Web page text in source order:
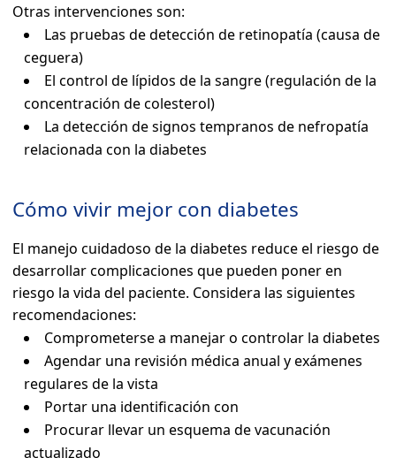
Otras intervenciones son:
Las pruebas de detección de retinopatía (causa de
ceguera)
El control de lípidos de la sangre (regulación de la
concentración de colesterol)
La detección de signos tempranos de nefropatía
relacionada con la diabetes
Cómo vivir mejor con diabetes
El manejo cuidadoso de la diabetes reduce el riesgo de
desarrollar complicaciones que pueden poner en
riesgo la vida del paciente. Considera las siguientes
recomendaciones:
Comprometerse a manejar o controlar la diabetes
Agendar una revisión médica anual y exámenes
regulares de la vista
Portar una identificación con
Procurar llevar un esquema de vacunación
actualizado